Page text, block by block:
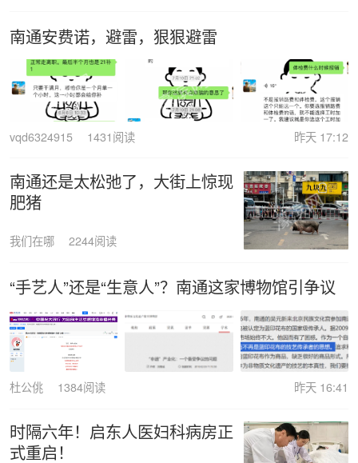
南通安费诺，避雷，狠狠避雷
昨天 17:12
vqd6324915 1431阅读
南通还是太松弛了，大街上惊现
肥猪
我们在哪 2244阅读
“手艺人”还是“生意人”？南通这家博物馆引争议
昨天 16:41
杜公佻 1384阅读
时隔六年！启东人医妇科病房正
式重启！